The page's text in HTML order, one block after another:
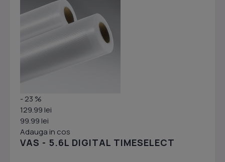
- 23 %
129.99 lei
99.99 lei
Adauga in cos
VAS - 5.6L DIGITAL TIMESELECT